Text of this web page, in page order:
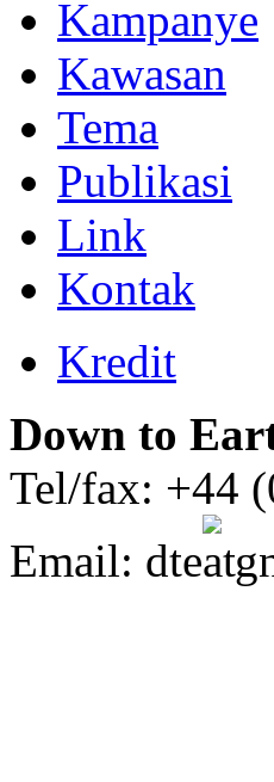
Kampanye
Kawasan
Tema
Publikasi
Link
Kontak
Kredit
Down to
Tel/fax: +44
Email: dte